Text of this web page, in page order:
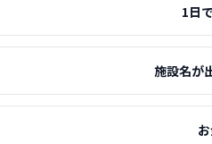
1日
施設名が